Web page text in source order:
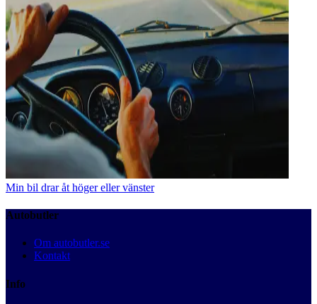
Min bil drar åt höger eller vänster
Autobutler
Om autobutler.se
Kontakt
Info